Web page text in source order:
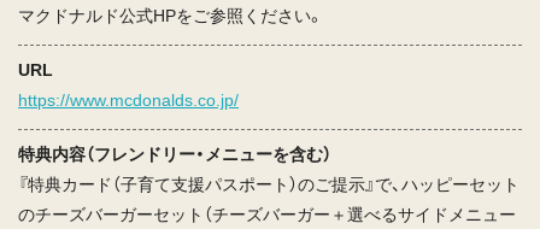
マクドナルド公式HPをご参照ください。
URL
https://www.mcdonalds.co.jp/
特典内容（フレンドリー・メニューを含む）
『特典カード（子育て支援パスポート）のご提示』で、ハッピーセット
のチーズバーガーセット（チーズバーガー＋選べるサイドメニュー